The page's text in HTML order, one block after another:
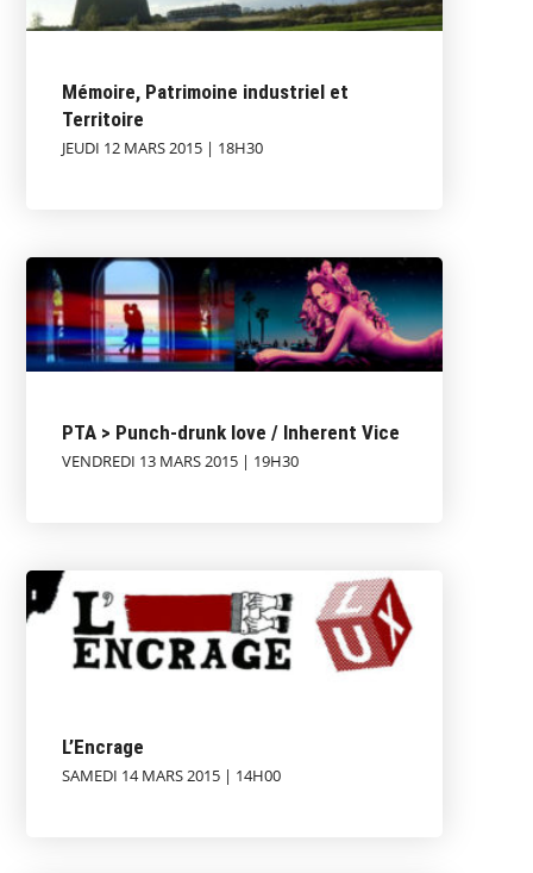
Mémoire, Patrimoine industriel et
Territoire
JEUDI 12 MARS 2015 | 18H30
PTA > Punch-drunk love / Inherent Vice
VENDREDI 13 MARS 2015 | 19H30
L’Encrage
SAMEDI 14 MARS 2015 | 14H00